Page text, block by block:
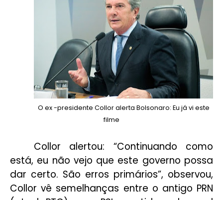
O ex -presidente Collor alerta Bolsonaro: Eu já vi este
filme
Collor alertou: “Continuando como
está, eu não vejo que este governo possa
dar certo. São erros primários”, observou,
Collor vê semelhanças entre o antigo PRN